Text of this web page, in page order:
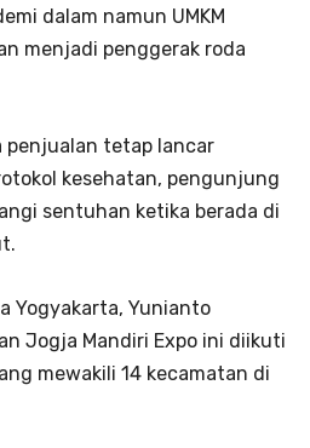
dalam namun UMKM
menjadi penggerak roda
penjualan tetap lancar
kesehatan, pengunjung
sentuhan ketika berada di
Yogyakarta, Yunianto
Jogja Mandiri Expo ini diikuti
mewakili 14 kecamatan di